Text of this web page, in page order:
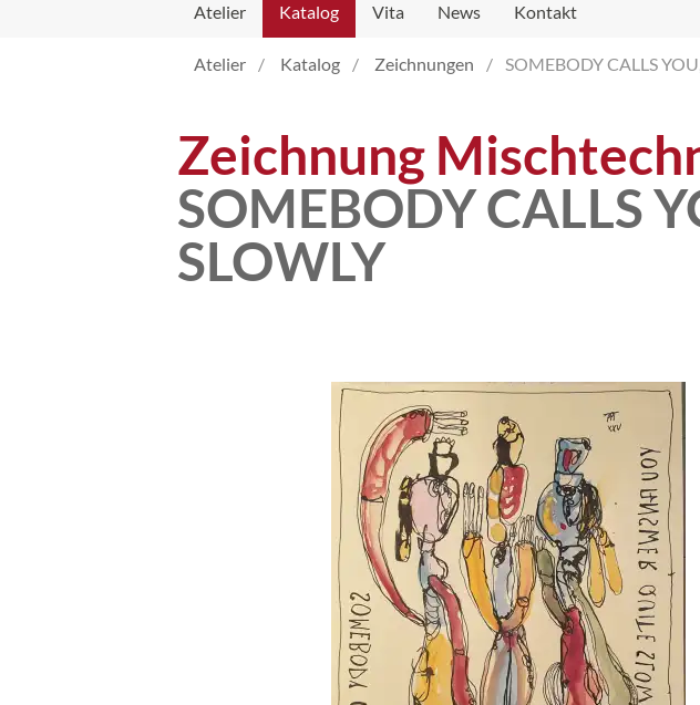
Atelier Katalog Vita News Kontakt
Atelier Katalog Zeichnungen SOMEBODY CALLS
Zeichnung
SOMEBODY CALLS
SLOWLY